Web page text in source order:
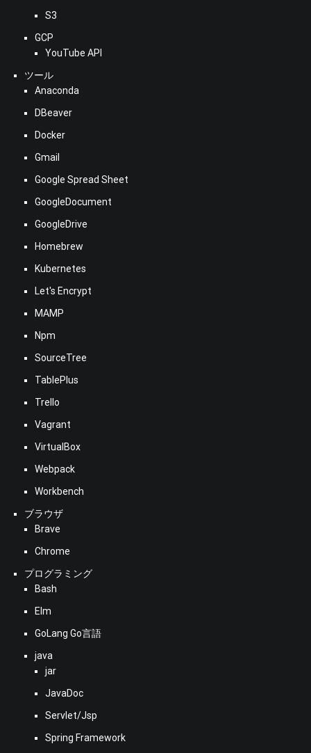
S3
GCP
YouTube API
ツール
Anaconda
DBeaver
Docker
Gmail
Google Spread Sheet
GoogleDocument
GoogleDrive
Homebrew
Kubernetes
Let's Encrypt
MAMP
Npm
SourceTree
TablePlus
Trello
Vagrant
VirtualBox
Webpack
Workbench
ブラウザ
Brave
Chrome
プログラミング
Bash
Elm
GoLang Go言語
java
jar
JavaDoc
Servlet/Jsp
Spring Framework